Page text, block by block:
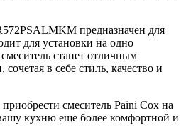
предназначен для
для установки на одно
станет отличным
в себе стиль, качество и
смеситель Paini Cox на
кухню еще более комфортной и